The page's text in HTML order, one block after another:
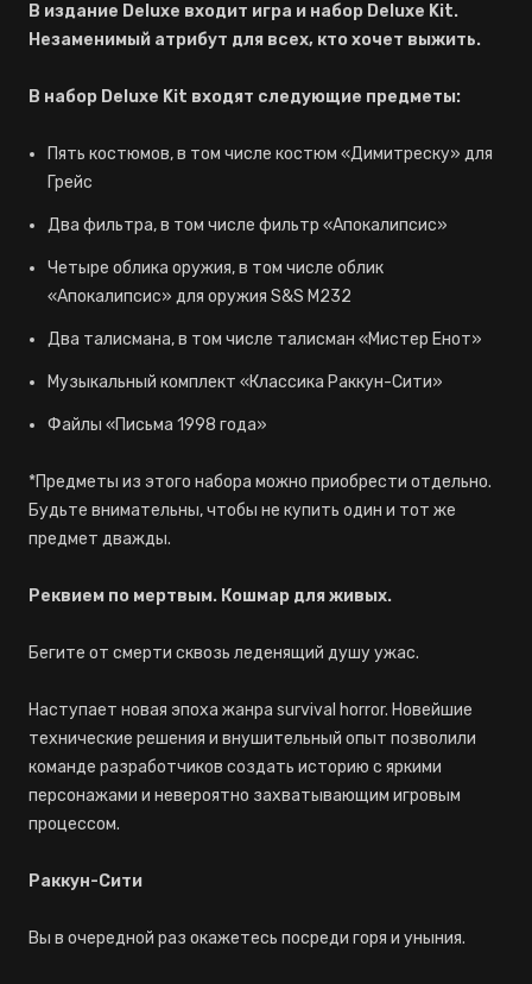
В издание Deluxe входит игра и набор Deluxe Kit.
Незаменимый атрибут для всех, кто хочет выжить.
В набор Deluxe Kit входят следующие предметы:
Пять костюмов, в том числе костюм «Димитреску» для
Грейс
Два фильтра, в том числе фильтр «Апокалипсис»
Четыре облика оружия, в том числе облик
«Апокалипсис» для оружия S&S M232
Два талисмана, в том числе талисман «Мистер Енот»
Музыкальный комплект «Классика Раккун-Сити»
Файлы «Письма 1998 года»
*Предметы из этого набора можно приобрести отдельно.
Будьте внимательны, чтобы не купить один и тот же
предмет дважды.
Реквием по мертвым. Кошмар для живых.
Бегите от смерти сквозь леденящий душу ужас.
Наступает новая эпоха жанра survival horror. Новейшие
технические решения и внушительный опыт позволили
команде разработчиков создать историю с яркими
персонажами и невероятно захватывающим игровым
процессом.
Раккун-Сити
Вы в очередной раз окажетесь посреди горя и уныния.